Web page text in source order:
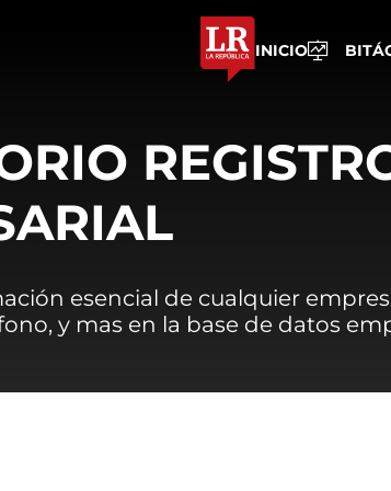
INICIO
esencial de cualquier
y mas en la base de datos